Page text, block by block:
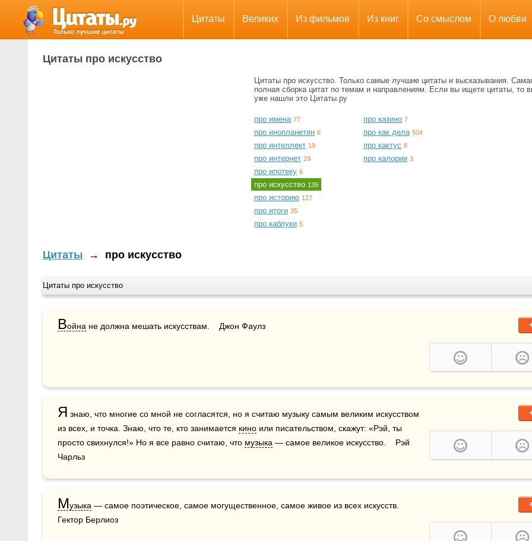
Цитаты Великих Из фильмов Из книг Со смыслом О любви
Цитаты про искусство
Цитаты про искусство. Только самые лучшие цитаты и высказывания.
полная сборка цитат по темам и направлениям. Если вы ищете цитаты, то
уже нашли это Цитаты.ру
про имена 77
про инопланетян 6
про интеллект 19
про интернет 29
про ипотеку 6
про искусство 139
про историю 127
про итоги 35
про каблуки 5
про казино 7
про как дела 504
про кактус 8
про калории 3
Цитаты → про искусство
Цитаты про искусство
Война не должна мешать искусствам.    Джон Фаулз
Я знаю, что многие со мной не согласятся, но я считаю музыку самым великим искусством
из всех, и точка. Знаю, что те, кто занимается кино или писательством, скажут: «Рэй, ты
просто свихнулся!» Но я все равно считаю, что музыка — самое великое искусство.    Рэй
Чарльз
Музыка — самое поэтическое, самое могущественное, самое живое из всех искусств.
Гектор Берлиоз